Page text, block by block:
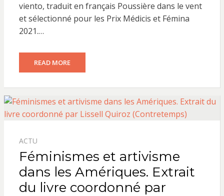
viento, traduit en français Poussière dans le vent
et sélectionné pour les Prix Médicis et Fémina
2021.…
READ MORE
ACTU
Féminismes et artivisme
dans les Amériques. Extrait
du livre coordonné par